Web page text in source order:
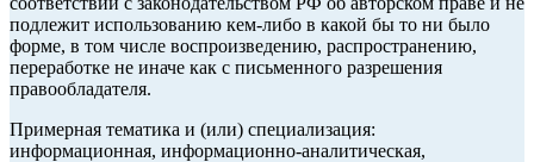
подлежит использованию кем-либо в какой бы то ни было
форме, в том числе воспроизведению, распространению,
переработке не иначе как с письменного разрешения
правообладателя.
Примерная тематика и (или) специализация:
информационная, информационно-аналитическая,